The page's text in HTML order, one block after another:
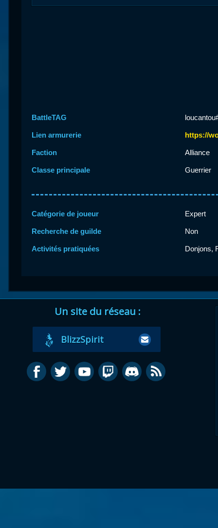
BattleTAG
Lien armurerie https://
Faction Alliance
Classe principale Guerrier
Catégorie de joueur Expert
Recherche de guilde Non
Activités pratiquées Donjons,
Un site du réseau :
BlizzSpirit